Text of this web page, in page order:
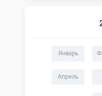
Январь
Апрель